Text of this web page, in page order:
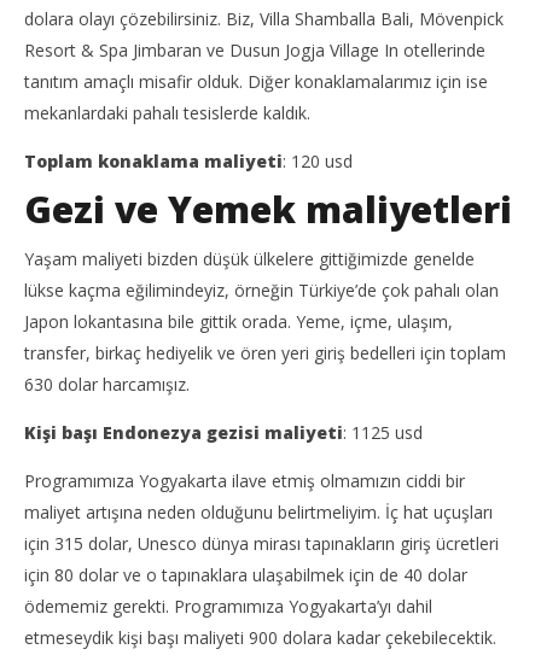
dolara olayı çözebilirsiniz. Biz, Villa Shamballa Bali, Mövenpick
Resort & Spa Jimbaran ve Dusun Jogja Village In otellerinde
tanıtım amaçlı misafir olduk. Diğer konaklamalarımız için ise
mekanlardaki pahalı tesislerde kaldık.
Toplam konaklama maliyeti: 120 usd
Gezi ve Yemek maliyetleri
Yaşam maliyeti bizden düşük ülkelere gittiğimizde genelde
lükse kaçma eğilimindeyiz, örneğin Türkiye’de çok pahalı olan
Japon lokantasına bile gittik orada. Yeme, içme, ulaşım,
transfer, birkaç hediyelik ve ören yeri giriş bedelleri için toplam
630 dolar harcamışız.
Kişi başı Endonezya gezisi maliyeti: 1125 usd
Programımıza Yogyakarta ilave etmiş olmamızın ciddi bir
maliyet artışına neden olduğunu belirtmeliyim. İç hat uçuşları
için 315 dolar, Unesco dünya mirası tapınakların giriş ücretleri
için 80 dolar ve o tapınaklara ulaşabilmek için de 40 dolar
ödememiz gerekti. Programımıza Yogyakarta’yı dahil
etmeseydik kişi başı maliyeti 900 dolara kadar çekebilecektik.